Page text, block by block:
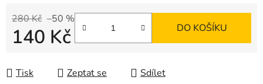
280 Kč –50 %
140 Kč DO KOŠÍKU
Tisk Zeptat se Sdílet